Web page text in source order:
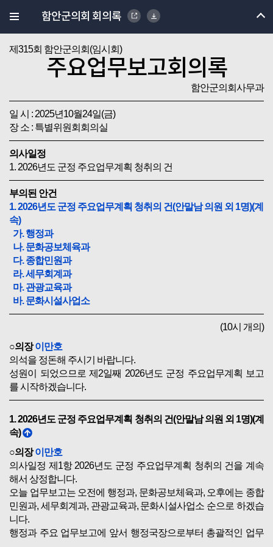
함안군의회 회의록
제315회 함안군의회(임시회)
주요업무보고회의록
함안군의회사무과
일 시 : 2025년10월24일(금)
장 소 : 특별위원회회의실
의사일정
1. 2026년도 군정 주요업무계획 청취의 건
부의된 안건
1. 2026년도 군정 주요업무계획 청취의 건(안말남 의원 외 1명)(계
속)
가. 행정과
나. 문화공보체육과
다. 종합민원과
라. 세무회계과
마. 관광교육과
바. 문화시설사업소
(10시 개의)
○의장이만호
의석을 정돈해 주시기 바랍니다.
성원이 되었으므로 제2일째 2026년도 군정 주요업무계획 보고
를 시작하겠습니다.
1. 2026년도 군정 주요업무계획 청취의 건(안말남 의원 외 1명)(계
속)
○의장이만호
의사일정 제1항 2026년도 군정 주요업무계획 청취의 건을 계속
해서 상정합니다.
오늘 업무보고는 오전에 행정과, 문화공보체육과, 오후에는 종합
민원과, 세무회계과, 관광교육과, 문화시설사업소 순으로 하겠습
니다.
행정과 주요 업무보고에 앞서 행정국장으로부터 총괄적인 업무